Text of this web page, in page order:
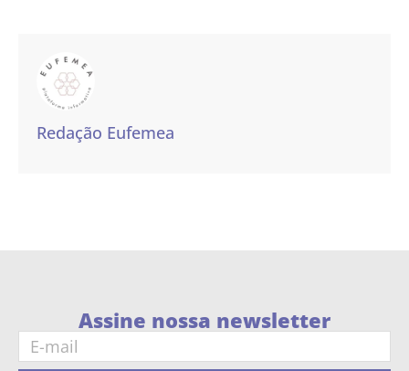
Redação Eufemea
Assine nossa newsletter